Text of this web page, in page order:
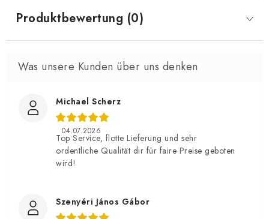
Produktbewertung (0)
Michael Scherz
04.07.2026
Top Service, flotte Lieferung und sehr
ordentliche Qualität dir für faire Preise geboten
wird!
Szenyéri János Gábor